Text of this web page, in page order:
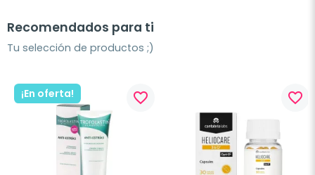
Recomendados para ti
Tu selección de productos ;)
¡En oferta! favorite_border favorite_border